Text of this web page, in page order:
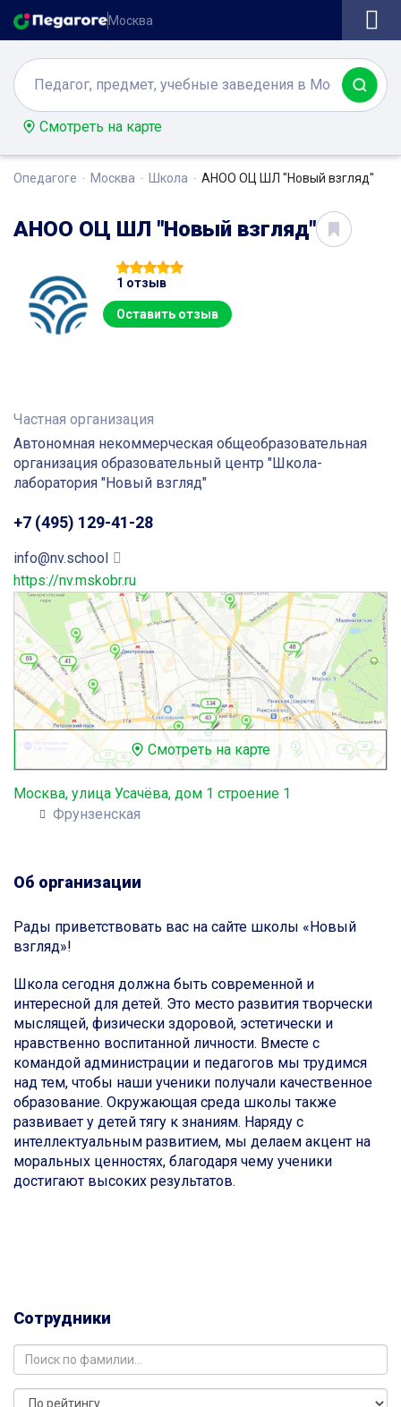
Москва
Смотреть на карте
Опедагоге Москва Школа АНОО ОЦ ШЛ "Новый взгляд"
АНОО ОЦ ШЛ "Новый взгляд"
1 отзыв
Оставить отзыв
Частная организация
Автономная некоммерческая общеобразовательная
организация образовательный центр "Школа-
лаборатория "Новый взгляд"
+7 (495) 129-41-28
info@nv.school
https://nv.mskobr.ru
Смотреть на карте
Москва, улица Усачёва, дом 1 строение 1
Фрунзенская
Об организации
Рады приветствовать вас на сайте школы «Новый
взгляд»!
Школа сегодня должна быть современной и
интересной для детей. Это место развития творчески
мыслящей, физически здоровой, эстетически и
нравственно воспитанной личности. Вместе с
командой администрации и педагогов мы трудимся
над тем, чтобы наши ученики получали качественное
образование. Окружающая среда школы также
развивает у детей тягу к знаниям. Наряду с
интеллектуальным развитием, мы делаем акцент на
моральных ценностях, благодаря чему ученики
достигают высоких результатов.
Сотрудники